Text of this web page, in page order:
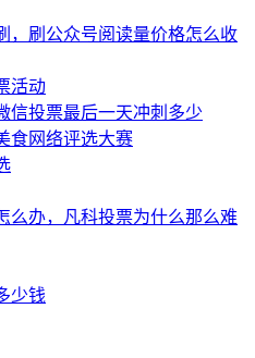
，刷公众号阅读量价格怎么收
活动
信投票最后一天冲刺多少
食网络评选大赛
么办，凡科投票为什么那么难
少钱